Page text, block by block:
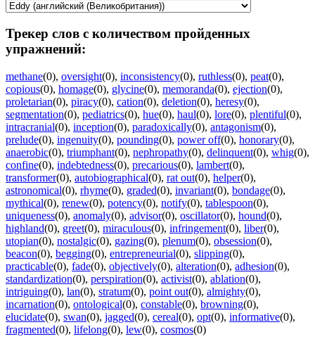
Трекер слов с количеством пройденных
упражнений:
methane(0), oversight(0), inconsistency(0), ruthless(0), peat(0),
copious(0), homage(0), glycine(0), memoranda(0), ejection(0),
proletarian(0), piracy(0), cation(0), deletion(0), heresy(0),
segmentation(0), pediatrics(0), hue(0), haul(0), lore(0), plentiful(0),
intracranial(0), inception(0), paradoxically(0), antagonism(0),
prelude(0), ingenuity(0), pounding(0), power off(0), honorary(0),
anaerobic(0), triumphant(0), nephropathy(0), delinquent(0), whig(0),
confine(0), indebtedness(0), precarious(0), lambert(0),
transformer(0), autobiographical(0), rat out(0), helper(0),
astronomical(0), rhyme(0), graded(0), invariant(0), bondage(0),
mythical(0), renew(0), potency(0), notify(0), tablespoon(0),
uniqueness(0), anomaly(0), advisor(0), oscillator(0), hound(0),
highland(0), greet(0), miraculous(0), infringement(0), liber(0),
utopian(0), nostalgic(0), gazing(0), plenum(0), obsession(0),
beacon(0), begging(0), entrepreneurial(0), slipping(0),
practicable(0), fade(0), objectively(0), alteration(0), adhesion(0),
standardization(0), perspiration(0), activist(0), ablation(0),
intriguing(0), lan(0), stratum(0), point out(0), almighty(0),
incarnation(0), ontological(0), constable(0), browning(0),
elucidate(0), swan(0), jagged(0), cereal(0), opt(0), informative(0),
fragmented(0), lifelong(0), lew(0), cosmos(0)